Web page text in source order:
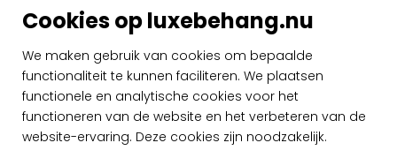
Cookies op luxebehang.nu
We maken gebruik van cookies om bepaalde
functionaliteit te kunnen faciliteren. We plaatsen
functionele en analytische cookies voor het
functioneren van de website en het verbeteren van de
website-ervaring. Deze cookies zijn noodzakelijk.
Arte Alaya Manali
BlueBerry Hills
€ 169,00 per meter
Op voorraad
Arte Alaya Manali
Sepia Clouds 11551
€ 169,00 per meter
Op voorraad